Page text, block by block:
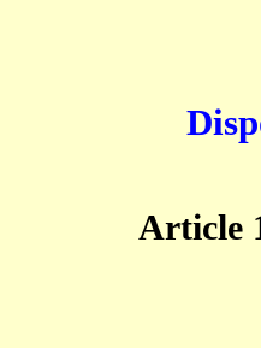
Article